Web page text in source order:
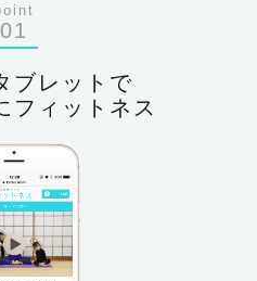
01
ブレットで
フィットネス